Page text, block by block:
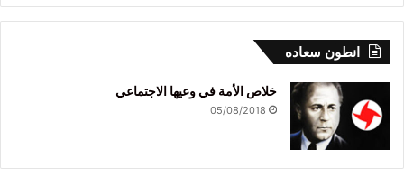
انطون سعاده
خلاص الأمة في وعيها الاجتماعي
05/08/2018